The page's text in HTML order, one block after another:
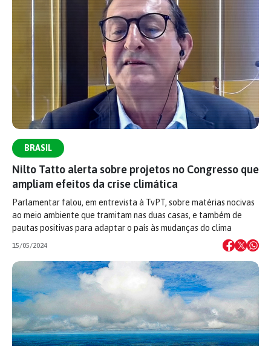
BRASIL
Nilto Tatto alerta sobre projetos no Congresso que
ampliam efeitos da crise climática
Parlamentar falou, em entrevista à TvPT, sobre matérias nocivas
ao meio ambiente que tramitam nas duas casas, e também de
pautas positivas para adaptar o país às mudanças do clima
15/05/2024